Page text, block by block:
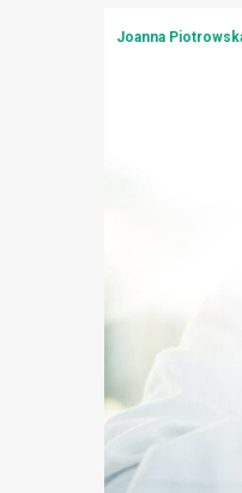
Joanna